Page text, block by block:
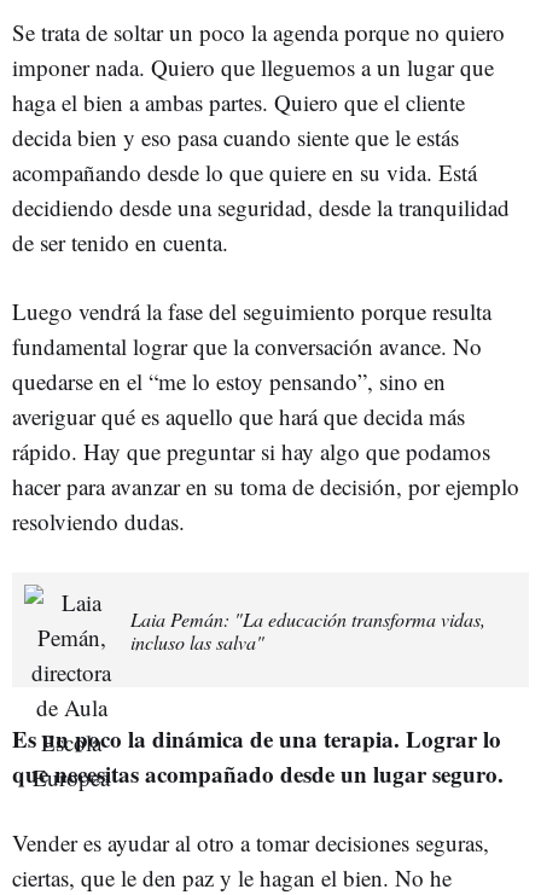
Se trata de soltar un poco la agenda porque no quiero
imponer nada. Quiero que lleguemos a un lugar que
haga el bien a ambas partes. Quiero que el cliente
decida bien y eso pasa cuando siente que le estás
acompañando desde lo que quiere en su vida. Está
decidiendo desde una seguridad, desde la tranquilidad
de ser tenido en cuenta.
Luego vendrá la fase del seguimiento porque resulta
fundamental lograr que la conversación avance. No
quedarse en el “me lo estoy pensando”, sino en
averiguar qué es aquello que hará que decida más
rápido. Hay que preguntar si hay algo que podamos
hacer para avanzar en su toma de decisión, por ejemplo
resolviendo dudas.
Laia Pemán: "La educación transforma vidas,
incluso las salva"
Es un poco la dinámica de una terapia. Lograr lo
que necesitas acompañado desde un lugar seguro.
Vender es ayudar al otro a tomar decisiones seguras,
ciertas, que le den paz y le hagan el bien. No he